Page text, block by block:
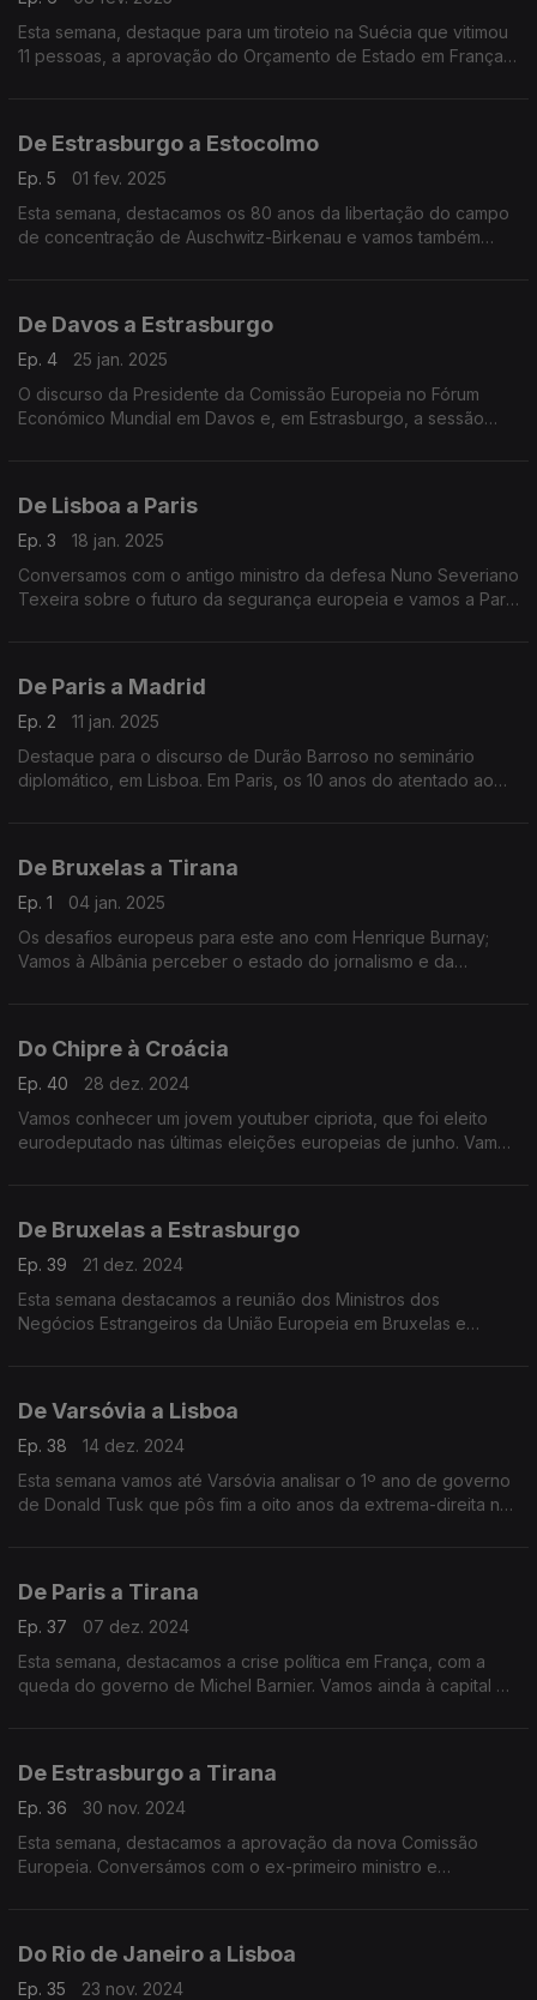
Esta semana, destaque para um tiroteio na Suécia que vitimou
11 pessoas, a aprovação do Orçamento de Estado em França e
De Estrasburgo a Estocolmo
Ep. 5
01 fev. 2025
Esta semana, destacamos os 80 anos da libertação do campo
de concentração de Auschwitz-Birkenau e vamos também
De Davos a Estrasburgo
Ep. 4
25 jan. 2025
O discurso da Presidente da Comissão Europeia no Fórum
Económico Mundial em Davos e, em Estrasburgo, a sessão
De Lisboa a Paris
Ep. 3
18 jan. 2025
Conversamos com o antigo ministro da defesa Nuno Severiano
Texeira sobre o futuro da segurança europeia e vamos a Paris
De Paris a Madrid
Ep. 2
11 jan. 2025
Destaque para o discurso de Durão Barroso no seminário
diplomático, em Lisboa. Em Paris, os 10 anos do atentado ao
De Bruxelas a Tirana
Ep. 1
04 jan. 2025
Os desafios europeus para este ano com Henrique Burnay;
Vamos à Albânia perceber o estado do jornalismo e da
Do Chipre à Croácia
Ep. 40
28 dez. 2024
Vamos conhecer um jovem youtuber cipriota, que foi eleito
eurodeputado nas últimas eleições europeias de junho. Vamos
De Bruxelas a Estrasburgo
Ep. 39
21 dez. 2024
Esta semana destacamos a reunião dos Ministros dos
Negócios Estrangeiros da União Europeia em Bruxelas e
De Varsóvia a Lisboa
Ep. 38
14 dez. 2024
Esta semana vamos até Varsóvia analisar o 1º ano de governo
de Donald Tusk que pôs fim a oito anos da extrema-direita no
De Paris a Tirana
Ep. 37
07 dez. 2024
Esta semana, destacamos a crise política em França, com a
queda do governo de Michel Barnier. Vamos ainda à capital da
De Estrasburgo a Tirana
Ep. 36
30 nov. 2024
Esta semana, destacamos a aprovação da nova Comissão
Europeia. Conversámos com o ex-primeiro ministro e
Do Rio de Janeiro a Lisboa
Ep. 35
23 nov. 2024